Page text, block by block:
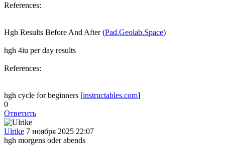
References:
Hgh Results Before And After (Pad.Geolab.Space)
hgh 4iu per day results
References:
hgh cycle for beginners [instructables.com]
0
Ответить
Ulrike 7 ноября 2025 22:07
hgh morgens oder abends